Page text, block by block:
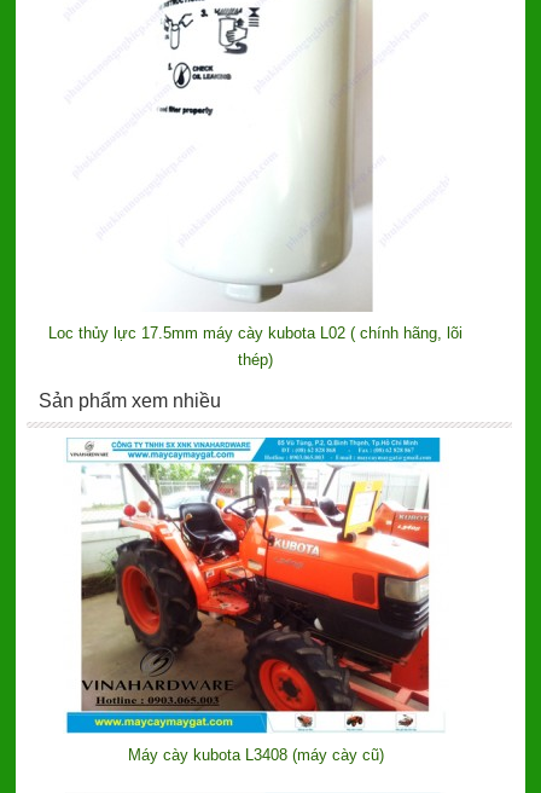
Loc thủy lực 17.5mm máy cày kubota L02 ( chính hãng, lõi
thép)
Sản phẩm xem nhiều
Máy cày kubota L3408 (máy cày cũ)